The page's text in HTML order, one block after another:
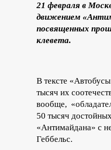
н
н
й
п
о
21 февраля в
движением
посвященных
клевета.
В тексте
тысяч их
вообще, «
50 тысяч
«Антимайдана» с
Геббельс.